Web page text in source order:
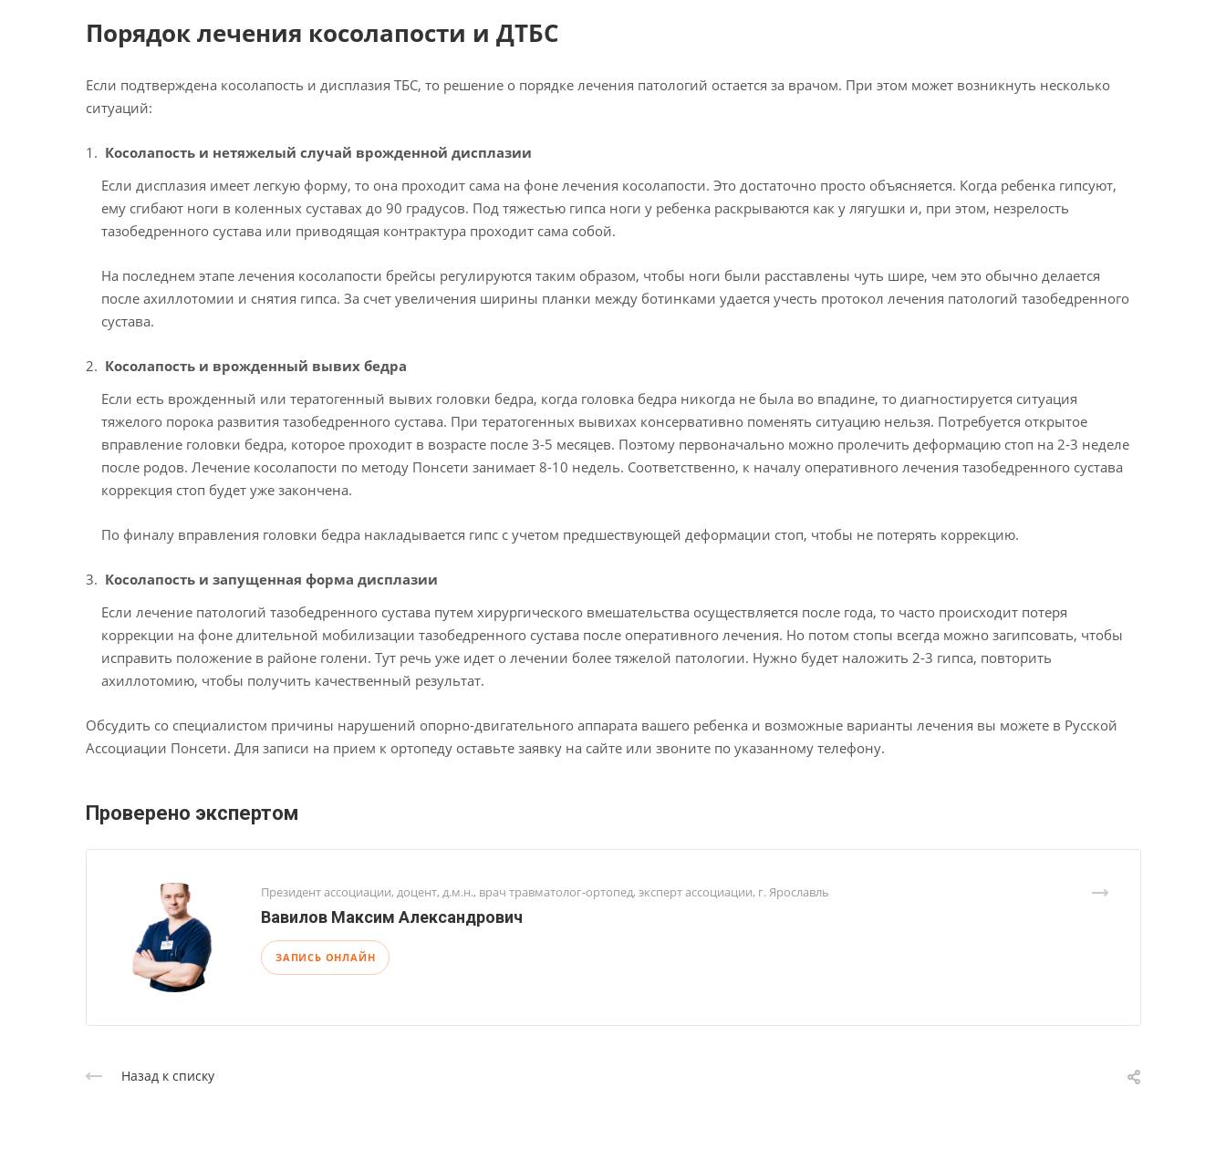
Порядок лечения косолапости и ДТБС
Если подтверждена косолапость и дисплазия ТБС, то решение о порядке лечения патологий остается за врачом. При этом может возникнуть несколько
ситуаций:
Косолапость и нетяжелый случай врожденной дисплазии
Если дисплазия имеет легкую форму, то она проходит сама на фоне лечения косолапости. Это достаточно просто объясняется. Когда ребенка гипсуют,
ему сгибают ноги в коленных суставах до 90 градусов. Под тяжестью гипса ноги у ребенка раскрываются как у лягушки и, при этом, незрелость
тазобедренного сустава или приводящая контрактура проходит сама собой.
На последнем этапе лечения косолапости брейсы регулируются таким образом, чтобы ноги были расставлены чуть шире, чем это обычно делается
после ахиллотомии и снятия гипса. За счет увеличения ширины планки между ботинками удается учесть протокол лечения патологий тазобедренного
сустава.
Косолапость и врожденный вывих бедра
Если есть врожденный или тератогенный вывих головки бедра, когда головка бедра никогда не была во впадине, то диагностируется ситуация
тяжелого порока развития тазобедренного сустава. При тератогенных вывихах консервативно поменять ситуацию нельзя. Потребуется открытое
вправление головки бедра, которое проходит в возрасте после 3-5 месяцев. Поэтому первоначально можно пролечить деформацию стоп на 2-3 неделе
после родов. Лечение косолапости по методу Понсети занимает 8-10 недель. Соответственно, к началу оперативного лечения тазобедренного сустава
коррекция стоп будет уже закончена.
По финалу вправления головки бедра накладывается гипс с учетом предшествующей деформации стоп, чтобы не потерять коррекцию.
Косолапость и запущенная форма дисплазии
Если лечение патологий тазобедренного сустава путем хирургического вмешательства осуществляется после года, то часто происходит потеря
коррекции на фоне длительной мобилизации тазобедренного сустава после оперативного лечения. Но потом стопы всегда можно загипсовать, чтобы
исправить положение в районе голени. Тут речь уже идет о лечении более тяжелой патологии. Нужно будет наложить 2-3 гипса, повторить
ахиллотомию, чтобы получить качественный результат.
Обсудить со специалистом причины нарушений опорно-двигательного аппарата вашего ребенка и возможные варианты лечения вы можете в Русской
Ассоциации Понсети. Для записи на прием к ортопеду оставьте заявку на сайте или звоните по указанному телефону.
Проверено экспертом
Президент ассоциации, доцент, д.м.н., врач травматолог-ортопед, эксперт ассоциации, г. Ярославль
Вавилов Максим Александрович
ЗАПИСЬ ОНЛАЙН
Назад к списку